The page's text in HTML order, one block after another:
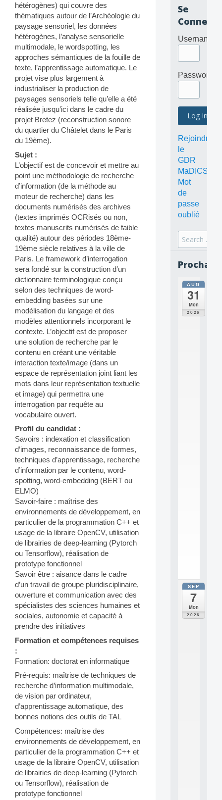
hétérogènes) qui couvre des
thématiques autour de l’Archéologie du
paysage sensoriel, les données
hétérogènes, l’analyse sensorielle
multimodale, le wordspotting, les
approches sémantiques de la fouille de
texte, l’apprentissage automatique. Le
projet vise plus largement à
industrialiser la production de
paysages sensoriels telle qu’elle a été
réalisée jusqu’ici dans le cadre du
projet Bretez (reconstruction sonore
du quartier du Châtelet dans le Paris
du 19ème).
Sujet :
L’objectif est de concevoir et mettre au
point une méthodologie de recherche
d’information (de la méthode au
moteur de recherche) dans les
documents numérisés des archives
(textes imprimés OCRisés ou non,
textes manuscrits numérisés de faible
qualité) autour des périodes 18ème-
19ème siècle relatives à la ville de
Paris. Le framework d’interrogation
sera fondé sur la construction d’un
dictionnaire terminologique conçu
selon des techniques de word-
embedding basées sur une
modélisation du langage et des
modèles attentionnels incorporant le
contexte. L’objectif est de proposer
une solution de recherche par le
contenu en créant une véritable
interaction texte/image (dans un
espace de représentation joint liant les
mots dans leur représentation textuelle
et image) qui permettra une
interrogation par requête au
vocabulaire ouvert.
Profil du candidat :
Savoirs : indexation et classification
d’images, reconnaissance de formes,
techniques d’apprentissage, recherche
d’information par le contenu, word-
spotting, word-embedding (BERT ou
ELMO)
Savoir-faire : maîtrise des
environnements de développement, en
particulier de la programmation C++ et
usage de la libraire OpenCV, utilisation
de librairies de deep-learning (Pytorch
ou Tensorflow), réalisation de
prototype fonctionnel
Savoir être : aisance dans le cadre
d’un travail de groupe pluridisciplinaire,
ouverture et communication avec des
spécialistes des sciences humaines et
sociales, autonomie et capacité à
prendre des initiatives
Formation et compétences requises
:
Formation: doctorat en informatique
Pré-requis: maîtrise de techniques de
recherche d’information multimodale,
de vision par ordinateur,
d’apprentissage automatique, des
bonnes notions des outils de TAL
Compétences: maîtrise des
environnements de développement, en
particulier de la programmation C++ et
usage de la libraire OpenCV, utilisation
de librairies de deep-learning (Pytorch
ou Tensorflow), réalisation de
prototype fonctionnel
Se
Username
Password
Rejoindre
le
GDR
MaDICS
Mot
de
passe
oublié
Search
for:
AUG
31
Mon
2026
SEP
7
Mon
2026